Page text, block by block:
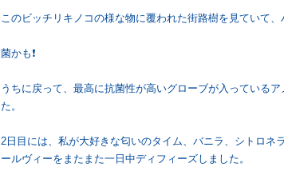
このビッチリキノコの様な物に覆われた街路樹を見ていて、
菌かも❗️
うちに戻って、最高に抗菌性が高いグローブが入っている
た。
2日目には、私が大好きな匂いのタイム、バニラ、シトロネ
ールヴィーをまたまた一日中ディフィーズしました。